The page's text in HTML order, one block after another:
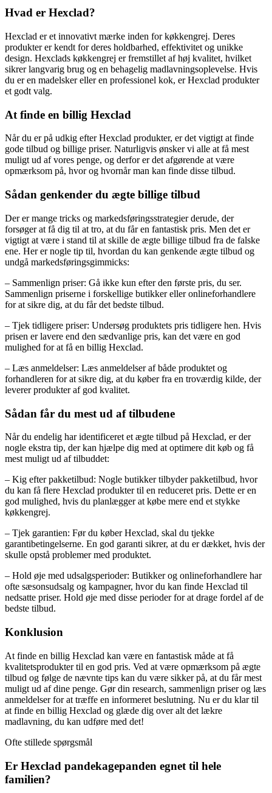
Hvad er Hexclad?
Hexclad er et innovativt mærke inden for køkkengrej. Deres
produkter er kendt for deres holdbarhed, effektivitet og unikke
design. Hexclads køkkengrej er fremstillet af høj kvalitet, hvilket
sikrer langvarig brug og en behagelig madlavningsoplevelse. Hvis
du er en madelsker eller en professionel kok, er Hexclad produkter
et godt valg.
At finde en billig Hexclad
Når du er på udkig efter Hexclad produkter, er det vigtigt at finde
gode tilbud og billige priser. Naturligvis ønsker vi alle at få mest
muligt ud af vores penge, og derfor er det afgørende at være
opmærksom på, hvor og hvornår man kan finde disse tilbud.
Sådan genkender du ægte billige tilbud
Der er mange tricks og markedsføringsstrategier derude, der
forsøger at få dig til at tro, at du får en fantastisk pris. Men det er
vigtigt at være i stand til at skille de ægte billige tilbud fra de falske
ene. Her er nogle tip til, hvordan du kan genkende ægte tilbud og
undgå markedsføringsgimmicks:
– Sammenlign priser: Gå ikke kun efter den første pris, du ser.
Sammenlign priserne i forskellige butikker eller onlineforhandlere
for at sikre dig, at du får det bedste tilbud.
– Tjek tidligere priser: Undersøg produktets pris tidligere hen. Hvis
prisen er lavere end den sædvanlige pris, kan det være en god
mulighed for at få en billig Hexclad.
– Læs anmeldelser: Læs anmeldelser af både produktet og
forhandleren for at sikre dig, at du køber fra en troværdig kilde, der
leverer produkter af god kvalitet.
Sådan får du mest ud af tilbudene
Når du endelig har identificeret et ægte tilbud på Hexclad, er der
nogle ekstra tip, der kan hjælpe dig med at optimere dit køb og få
mest muligt ud af tilbuddet:
– Kig efter pakketilbud: Nogle butikker tilbyder pakketilbud, hvor
du kan få flere Hexclad produkter til en reduceret pris. Dette er en
god mulighed, hvis du planlægger at købe mere end et stykke
køkkengrej.
– Tjek garantien: Før du køber Hexclad, skal du tjekke
garantibetingelserne. En god garanti sikrer, at du er dækket, hvis der
skulle opstå problemer med produktet.
– Hold øje med udsalgsperioder: Butikker og onlineforhandlere har
ofte sæsonsudsalg og kampagner, hvor du kan finde Hexclad til
nedsatte priser. Hold øje med disse perioder for at drage fordel af de
bedste tilbud.
Konklusion
At finde en billig Hexclad kan være en fantastisk måde at få
kvalitetsprodukter til en god pris. Ved at være opmærksom på ægte
tilbud og følge de nævnte tips kan du være sikker på, at du får mest
muligt ud af dine penge. Gør din research, sammenlign priser og læs
anmeldelser for at træffe en informeret beslutning. Nu er du klar til
at finde en billig Hexclad og glæde dig over alt det lækre
madlavning, du kan udføre med det!
Ofte stillede spørgsmål
Er Hexclad pandekagepanden egnet til hele
familien?